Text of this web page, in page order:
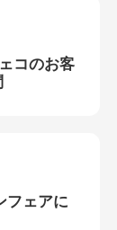
コのお客
フェアに